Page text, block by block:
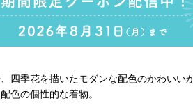
四季花を描いたモダンな配色のかわいい
色の個性的な着物。